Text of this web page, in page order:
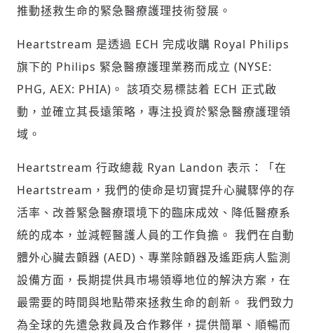
推動拯救生命的緊急醫療護理技術發展。
Heartstream 是透過 ECH 完成收購 Royal Philips
旗下的 Philips 緊急醫療護理業務而成立 (NYSE:
PHG, AEX: PHIA)。 該項交易標誌着 ECH 正式啟
動，並確立其長遠策略，專注投資於緊急醫療護理領
域。
Heartstream 行政總裁 Ryan Landon 表示：「在
Heartstream，我們的使命是切實提升心臟驟停的存
活率、改善緊急醫療環境下的臨床成效、降低醫療系
統的成本，並減輕醫護人員的工作負擔。 我們在自動
體外心臟去顫器 (AED)、專業除顫器及遙距病人監測
設備方面，長期提供具市場領導地位的解決方案，在
最需要的時間與地點帶來拯救生命的創新。 我們致力
為全球的先遣急救員及合作夥伴，提供簡單、順暢而